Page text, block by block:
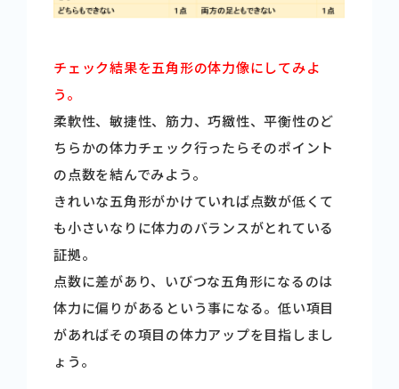
チェック結果を五角形の体力像にしてみよ
う。
柔軟性、敏捷性、筋力、巧緻性、平衡性のど
ちらかの体力チェック行ったらそのポイント
の点数を結んでみよう。
きれいな五角形がかけていれば点数が低くて
も小さいなりに体力のバランスがとれている
証拠。
点数に差があり、いびつな五角形になるのは
体力に偏りがあるという事になる。低い項目
があればその項目の体力アップを目指しまし
ょう。